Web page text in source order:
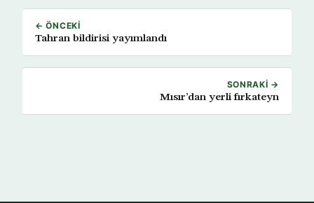
← ÖNCEKI
Tahran bildirisi yayımlandı
SONRAKI →
Mısır’dan yerli fırkateyn